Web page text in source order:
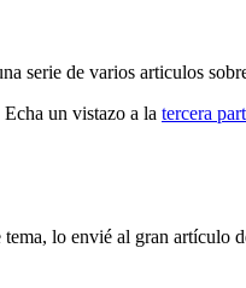
serie de varios articulos
Echa un vistazo a la tercera
lo envié al gran artículo